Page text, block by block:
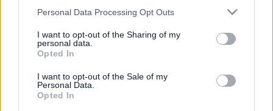
Please note that this website/app uses one or more Google
not limited to your visit or usage behaviour. You may click to
grant or deny consent to Google and its third-party tags to
use your data for below specified purposes in below Google
consent section.
Personal Data Processing Opt Outs
I want to opt-out of the Sharing of my
personal data.
Opted In
I want to opt-out of the Sale of my
Personal Data.
Opted In
A kérdésre, vannak-e félelmei a rendezéssel
gondoltam tudatosan végig, hogy én vagyok itt a
rendező! Nyilván mondtam olyan dolgokat, amiket
fogom rendezőként folytatni a pályafutásomat, az
biztos. Inkább csak arról van szó, hogy csak így